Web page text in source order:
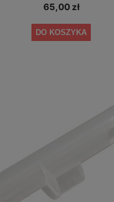
65,00 zł
DO KOSZYKA